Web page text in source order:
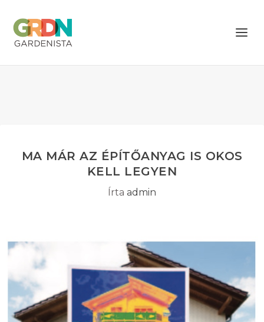
MA MÁR AZ ÉPÍTŐANYAG IS OKOS
KELL LEGYEN
Írta admin